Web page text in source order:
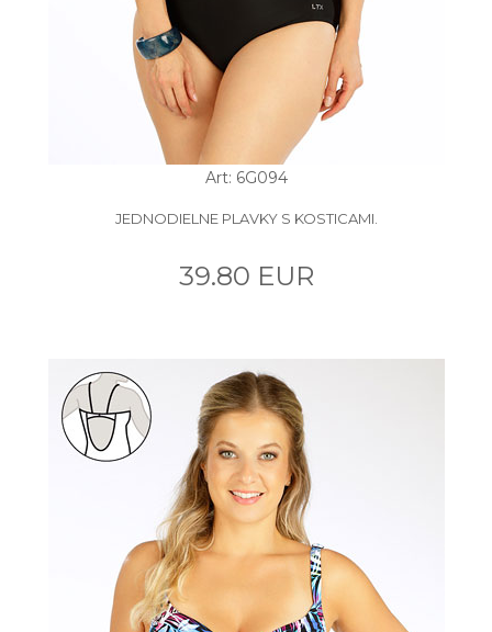
Art: 6G094
JEDNODIELNE PLAVKY S KOSTICAMI.
39.80 EUR